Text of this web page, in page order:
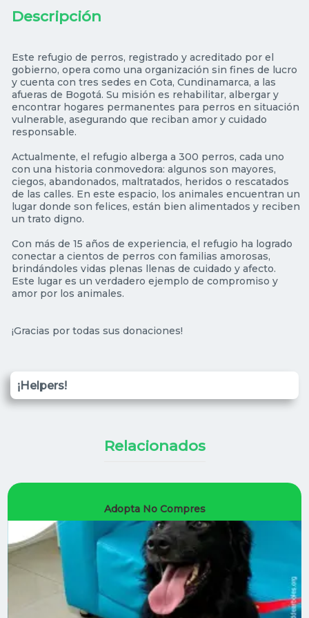
Descripción
Este refugio de perros, registrado y acreditado por el
gobierno, opera como una organización sin fines de lucro
y cuenta con tres sedes en Cota, Cundinamarca, a las
afueras de Bogotá. Su misión es rehabilitar, albergar y
encontrar hogares permanentes para perros en situación
vulnerable, asegurando que reciban amor y cuidado
responsable.
Actualmente, el refugio alberga a 300 perros, cada uno
con una historia conmovedora: algunos son mayores,
ciegos, abandonados, maltratados, heridos o rescatados
de las calles. En este espacio, los animales encuentran un
lugar donde son felices, están bien alimentados y reciben
un trato digno.
Con más de 15 años de experiencia, el refugio ha logrado
conectar a cientos de perros con familias amorosas,
brindándoles vidas plenas llenas de cuidado y afecto.
Este lugar es un verdadero ejemplo de compromiso y
amor por los animales.
¡Gracias por todas sus donaciones!
¡Helpers!
Relacionados
Adopta No Compres